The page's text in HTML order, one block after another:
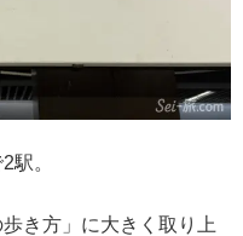
駅。
き方」に大きく取り上